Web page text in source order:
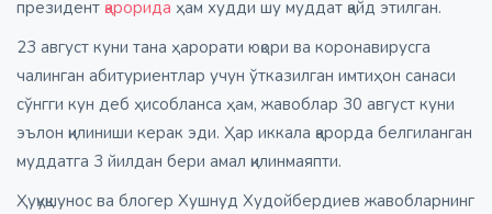
президент қарорида ҳам худди шу муддат қайд этилган.
23 август куни тана ҳарорати юқори ва коронавирусга
чалинган абитуриентлар учун ўтказилган имтиҳон санаси
сўнгги кун деб ҳисобланса ҳам, жавоблар 30 август куни
эълон қилиниши керак эди. Ҳар иккала қарорда белгиланган
муддатга 3 йилдан бери амал қилинмаяпти.
Ҳуқуқшунос ва блогер Хушнуд Худойбердиев жавобларнинг